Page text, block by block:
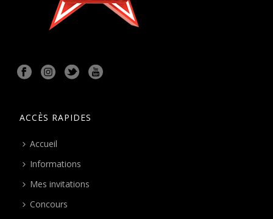
ACCÈS RAPIDES
Accueil
Informations
Mes invitations
Concours